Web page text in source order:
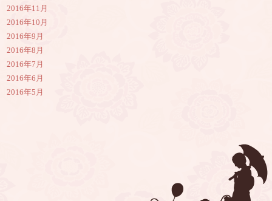
2016年11月
2016年10月
2016年9月
2016年8月
2016年7月
2016年6月
2016年5月